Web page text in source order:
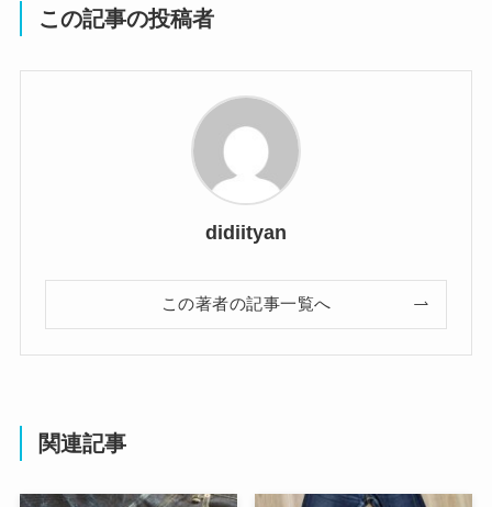
この記事の投稿者
didiityan
この著者の記事一覧へ
関連記事